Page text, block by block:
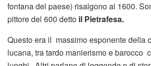
fontana del paese) risalgono al 1600.
pittore del 600 detto il Pietrafesa.
Questo era il massimo esponente della
lucana, tra tardo manierismo e barocco